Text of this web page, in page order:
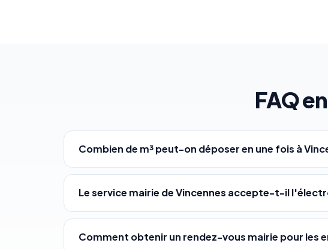
FAQ
Combien de m³ peut-on déposer en une fois à
Le service mairie de Vincennes accepte-t-il
Comment obtenir un rendez-vous mairie pour les